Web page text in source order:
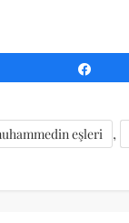
eşleri ,